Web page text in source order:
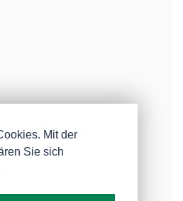
Mit der
Sie sich